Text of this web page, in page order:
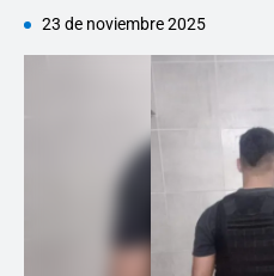
23 de noviembre 2025